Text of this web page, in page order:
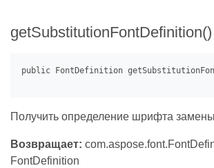
getSubstitutionFontDefinition()
Получить определение шрифта замены
Возвращает:
FontDefinition